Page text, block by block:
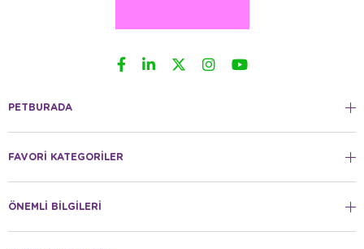
PETBURADA
FAVORİ KATEGORİLER
ÖNEMLİ BİLGİLERİ